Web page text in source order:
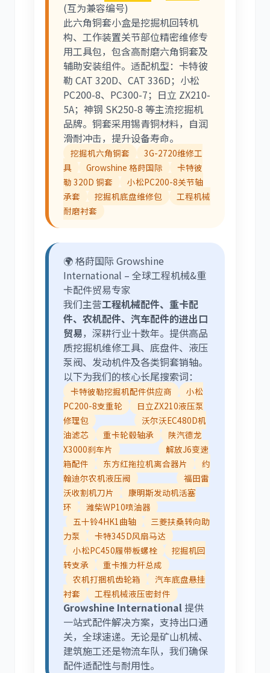
尼桑 依维柯
(互为兼容编号)
此六角铜套小盒是挖掘机回转机
构、工作装置关节部位精密维修专
用工具包，包含高耐磨六角铜套及
辅助安装组件。适配机型：卡特彼
勒 CAT 320D、CAT 336D；小松
PC200-8、PC300-7；日立 ZX210-
5A；神钢 SK250-8 等主流挖掘机
品牌。铜套采用锡青铜材料，自润
滑耐冲击，提升设备寿命。
挖掘机六角铜套
3G-2720维修工
具
Growshine 格莳国际
卡特彼
勒 320D 铜套
小松PC200-8关节轴
承套
挖掘机底盘维修包
工程机械
耐磨衬套
🌍 格莳国际 Growshine
International – 全球工程机械&重
卡配件贸易专家
我们主营工程机械配件、重卡配
件、农机配件、汽车配件的进出口
贸易，深耕行业十数年。提供高品
质挖掘机维修工具、底盘件、液压
泵阀、发动机件及各类铜套销轴。
以下为我们的核心长尾搜索词：
卡特彼勒挖掘机配件供应商
小松
PC200-8支重轮
日立ZX210液压泵
修理包
沃尔沃EC480D机
油滤芯
重卡轮毂轴承
陕汽德龙
X3000刹车片
解放J6变速
箱配件
东方红拖拉机离合器片
约
翰迪尔农机液压阀
福田雷
沃收割机刀片
康明斯发动机活塞
环
潍柴WP10喷油器
五十铃4HK1曲轴
三菱扶桑转向助
力泵
卡特345D风扇马达
小松PC450履带板螺栓
挖掘机回
转支承
重卡推力杆总成
农机打捆机齿轮箱
汽车底盘悬挂
衬套
工程机械液压密封件
Growshine International 提供
一站式配件解决方案，支持出口通
关，全球速递。无论是矿山机械、
建筑施工还是物流车队，我们确保
配件适配性与耐用性。